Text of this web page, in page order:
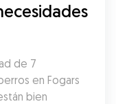
de 7
en Fogars
bien